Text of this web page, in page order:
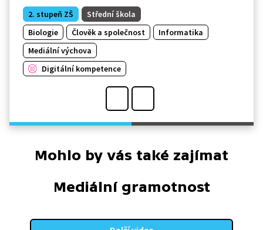
2. stupeň ZŠ
Střední škola
Biologie
Člověk a společnost
Informatika
Mediální výchova
Digitální kompetence
Mohlo by vás také zajímat
Mediální gramotnost